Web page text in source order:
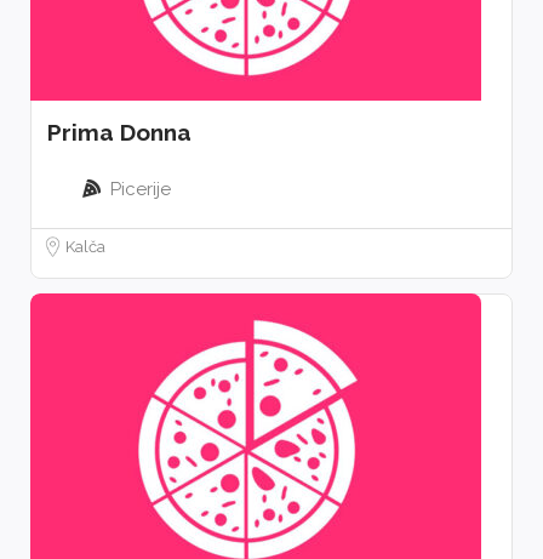
Prima Donna
Picerije
Kalča